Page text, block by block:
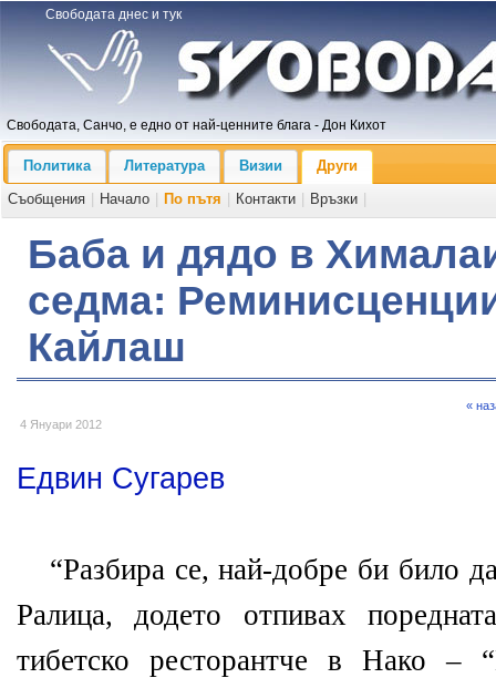
Свободата днес и тук
Свободата, Санчо, е едно от най-ценните блага - Дон Кихот
Политика Литература Визии
Други
Съобщения
Начало По пътя Контакти Връзки
Баба и дядо в
седма:
Кайлаш
4 Януари 2012
«
Едвин Сугарев
“Разбира се, най-добре би било
Ралица, додето отпивах
тибетско ресторантче в Нако –